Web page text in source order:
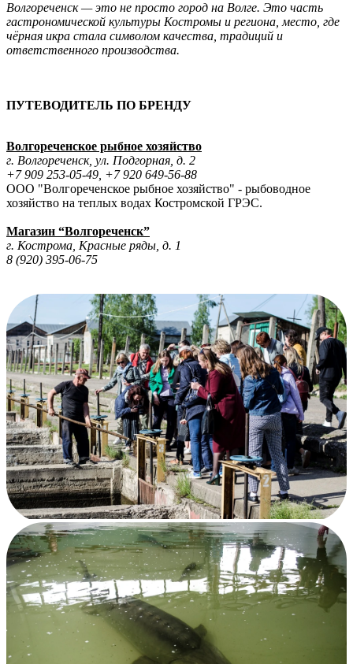
Волгореченск — это не просто город на Волге. Это часть
гастрономической культуры Костромы и региона, место, где
чёрная икра стала символом качества, традиций и
ответственного производства.
ПУТЕВОДИТЕЛЬ ПО БРЕНДУ
Волгореченское рыбное хозяйство
г. Волгореченск, ул. Подгорная, д. 2
​+7 909 253-05-49, +7 920 649-56-88
​ООО "Волгореченское рыбное хозяйство" - рыбоводное
хозяйство на теплых водах Костромской ГРЭС.
Магазин “Волгореченск”
г. Кострома, Красные ряды, д. 1
8 (920) 395-06-75